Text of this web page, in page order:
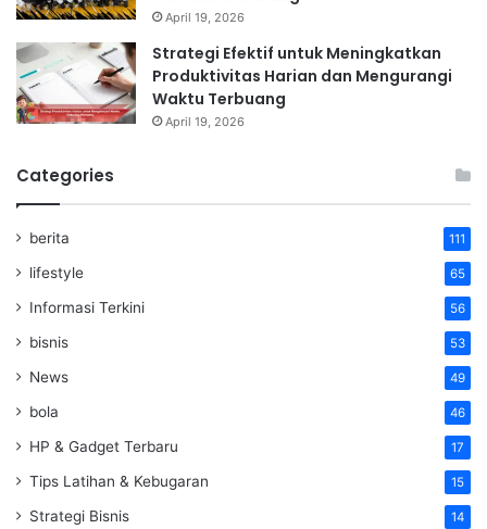
April 19, 2026
Strategi Efektif untuk Meningkatkan
Produktivitas Harian dan Mengurangi
Waktu Terbuang
April 19, 2026
Categories
berita 111
lifestyle 65
Informasi Terkini 56
bisnis 53
News 49
bola 46
HP & Gadget Terbaru 17
Tips Latihan & Kebugaran 15
Strategi Bisnis 14